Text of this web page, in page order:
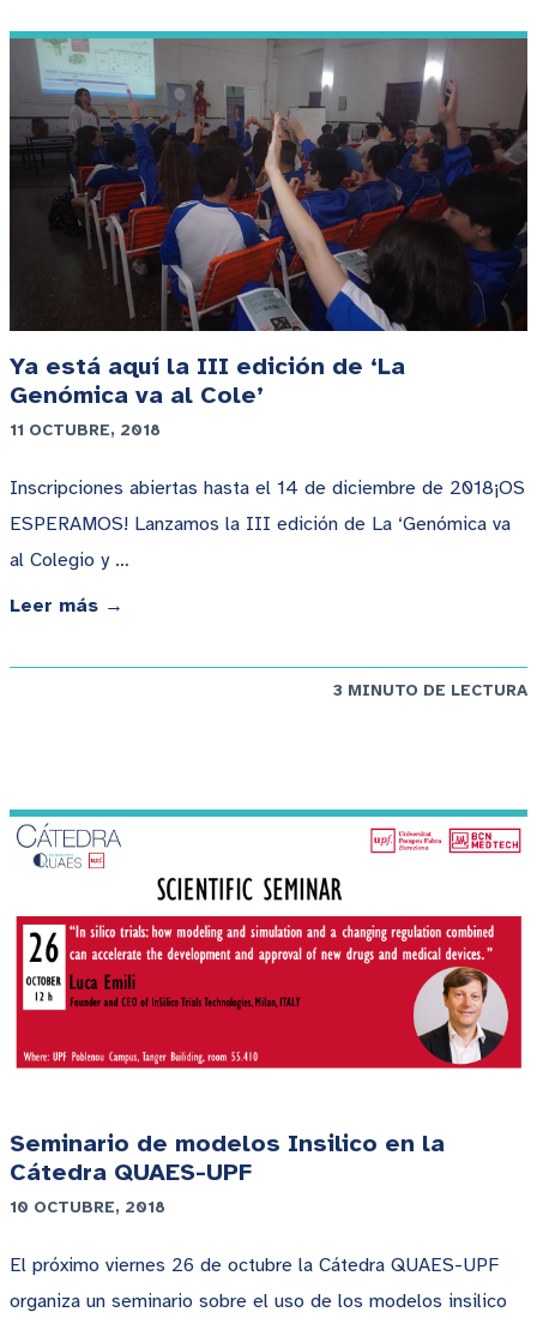
Ya está aquí la III edición de ‘La
Genómica va al Cole’
11 OCTUBRE, 2018
Inscripciones abiertas hasta el 14 de diciembre de 2018¡OS
ESPERAMOS! Lanzamos la III edición de La ‘Genómica va
al Colegio y …
Leer más →
3 MINUTO DE LECTURA
Seminario de modelos Insilico en la
Cátedra QUAES-UPF
10 OCTUBRE, 2018
El próximo viernes 26 de octubre la Cátedra QUAES-UPF
organiza un seminario sobre el uso de los modelos insilico